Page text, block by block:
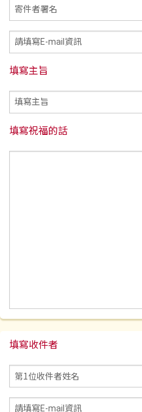
填寫主旨
填寫祝福的話
填寫收件者